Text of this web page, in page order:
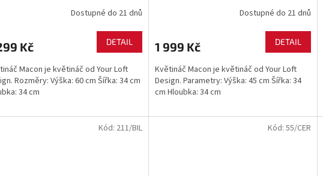
Dostupné do 21 dnů
Kč DETAIL
Macon je květináč od Your Loft
Rozměry: Výška: 60 cm Šířka: 34 cm
34 cm
Dostupné do 21 dnů
1 999 Kč DETAIL
Květináč Macon je květináč od Your Loft
Design. Parametry: Výška: 45 cm Šířka: 34
cm Hloubka: 34 cm
Kód: 211/BIL Kód: 55/CER